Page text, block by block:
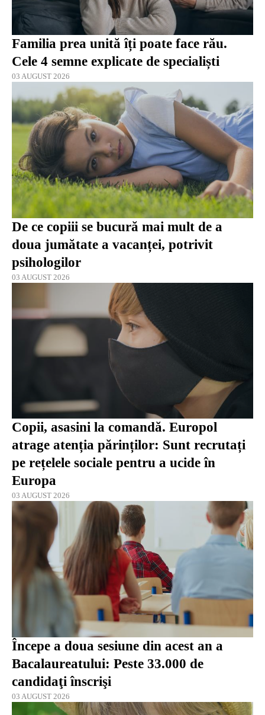
Familia prea unită îți poate face rău.
Cele 4 semne explicate de specialiști
03 AUGUST 2026
De ce copiii se bucură mai mult de a
doua jumătate a vacanței, potrivit
psihologilor
03 AUGUST 2026
Copii, asasini la comandă. Europol
atrage atenția părinților: Sunt recrutați
pe rețelele sociale pentru a ucide în
Europa
03 AUGUST 2026
Începe a doua sesiune din acest an a
Bacalaureatului: Peste 33.000 de
candidaţi înscrişi
03 AUGUST 2026